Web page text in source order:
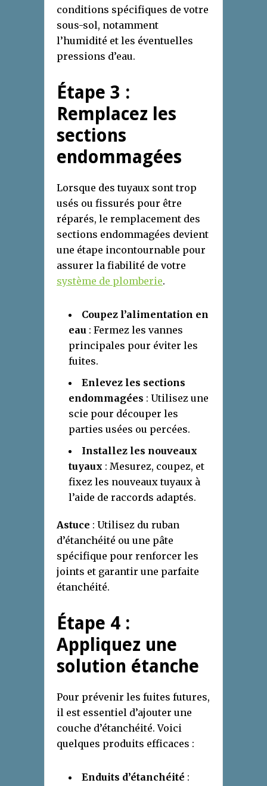
conditions spécifiques de votre
sous-sol, notamment
l’humidité et les éventuelles
pressions d’eau.
Étape 3 :
Remplacez les
sections
endommagées
Lorsque des tuyaux sont trop
usés ou fissurés pour être
réparés, le remplacement des
sections endommagées devient
une étape incontournable pour
assurer la fiabilité de votre
système de plomberie.
Coupez l’alimentation en
eau : Fermez les vannes
principales pour éviter les
fuites.
Enlevez les sections
endommagées : Utilisez une
scie pour découper les
parties usées ou percées.
Installez les nouveaux
tuyaux : Mesurez, coupez, et
fixez les nouveaux tuyaux à
l’aide de raccords adaptés.
Astuce : Utilisez du ruban
d’étanchéité ou une pâte
spécifique pour renforcer les
joints et garantir une parfaite
étanchéité.
Étape 4 :
Appliquez une
solution étanche
Pour prévenir les fuites futures,
il est essentiel d’ajouter une
couche d’étanchéité. Voici
quelques produits efficaces :
Enduits d’étanchéité :